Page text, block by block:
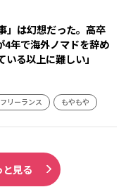
」は幻想だった。高卒
4年で海外ノマドを辞め
いる以上に難しい」
フリーランス もやもや
見る